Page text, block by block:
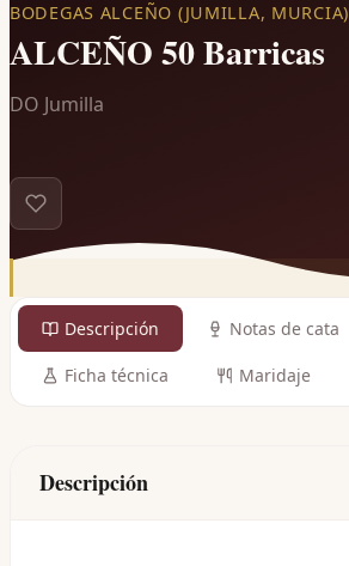
BODEGAS ALCEÑO (JUMILLA, MURCIA)
ALCEÑO 50 Barricas
DO Jumilla
Descripción Notas de cata
Ficha técnica Maridaje
Descripción